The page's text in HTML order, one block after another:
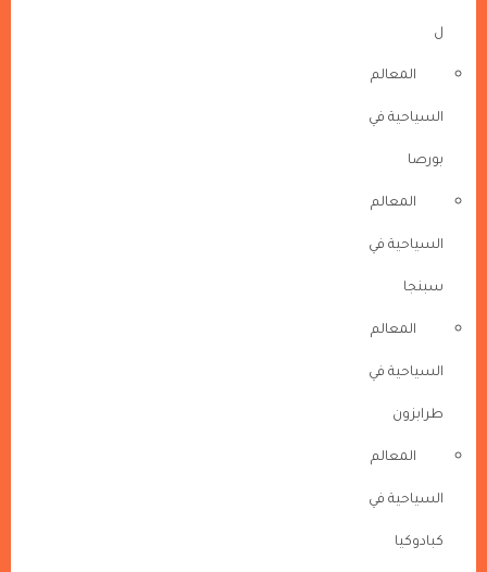
ل
المعالم
السياحية في
بورصا
المعالم
السياحية في
سبنجا
المعالم
السياحية في
طرابزون
المعالم
السياحية في
كبادوكيا